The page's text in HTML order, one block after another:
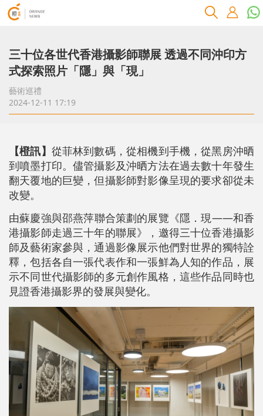
三十位各世代香港攝影師聯展 透過不同沖印方
式探索照片「隱」與「現」
藝術巡禮
2024-12-11 17:19
【橙訊】 從菲林到數碼，從相機到手機，從黑房沖晒
到噴墨打印。儘管攝影及沖晒方法在過去數十年發生
翻天覆地的巨變，但攝影師對影像呈現的要求卻從未
改變。
由蘇慶強與邵燕萍聯合策劃的展覽《隱．現——和香
港攝影師走過三十年的聯展》，邀得三十位香港攝影
師及藝術家參與，通過影像展示他們對世界的獨特詮
釋，包括各自一張代表作和一張鮮為人知的作品，展
示不同世代攝影師的多元創作風格，這些作品同時也
見證香港攝影界的發展與變化。